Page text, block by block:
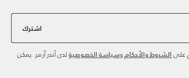
اشترك
على الشروط والأحكام وسياسة الخصوصية لدى أندر آرمر. يمكن